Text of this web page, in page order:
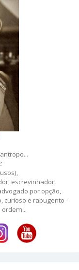
escrevinhador,
por opção,
curioso e rabugento -